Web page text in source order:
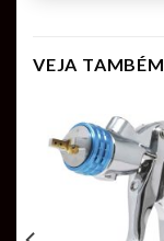
VEJA TAMBÉM